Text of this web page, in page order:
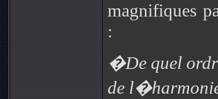
magnifiques
:
�De quel
de